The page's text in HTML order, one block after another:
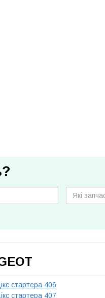
стартера 406
стартера 407